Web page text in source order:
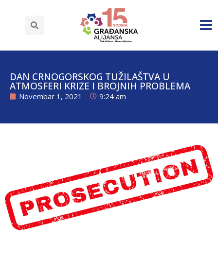
DAN CRNOGORSKOG TUŽILAŠTVA U
ATMOSFERI KRIZE I BROJNIH PROBLEMA
Novembar 1, 2021 9:24 am